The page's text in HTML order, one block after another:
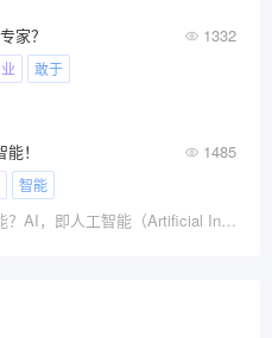
家？ 1332
敢于
！ 1485
智能
什么是AI人工智能？AI，即人工智能（Artificial Intelligence），是研究和开发用于模拟、延伸和扩展人的智能的理论、方法、技术及应用系统的一门新的技术科学。它涵盖了多个领域，包括但不限于机器人、语言识别、图像识别、